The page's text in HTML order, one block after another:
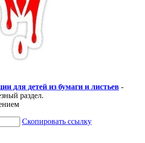
для детей из бумаги и листьев -
раздел.
Скопировать ссылку